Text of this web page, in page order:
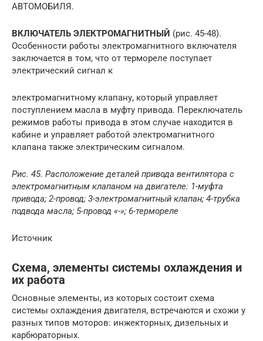
АВТОМОБИЛЯ.
ВКЛЮЧАТЕЛЬ ЭЛЕКТРОМАГНИТНЫЙ (рис. 45-48).
Особенности работы электромагнитного включателя
заключается в том, что от термореле поступает
электрический сигнал к
электромагнитному клапану, который управляет
поступлением масла в муфту привода. Переключатель
режимов работы привода в этом случае находится в
кабине и управляет работой электромагнитного
клапана также электрическим сигналом.
Рис. 45. Расположение деталей привода вентилятора с
электромагнитным клапаном на двигателе: 1-муфта
привода; 2-провод; 3-электромагнитный клапан; 4-трубка
подвода масла; 5-провод «-»; 6-термореле
Источник
Схема, элементы системы охлаждения и
их работа
Основные элементы, из которых состоит схема
системы охлаждения двигателя, встречаются и схожи у
разных типов моторов: инжекторных, дизельных и
карбюраторных.